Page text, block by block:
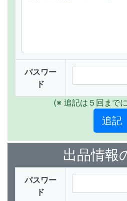
パスワー
ド
(※ 追記は５回まで
出品情報
パスワー
ド